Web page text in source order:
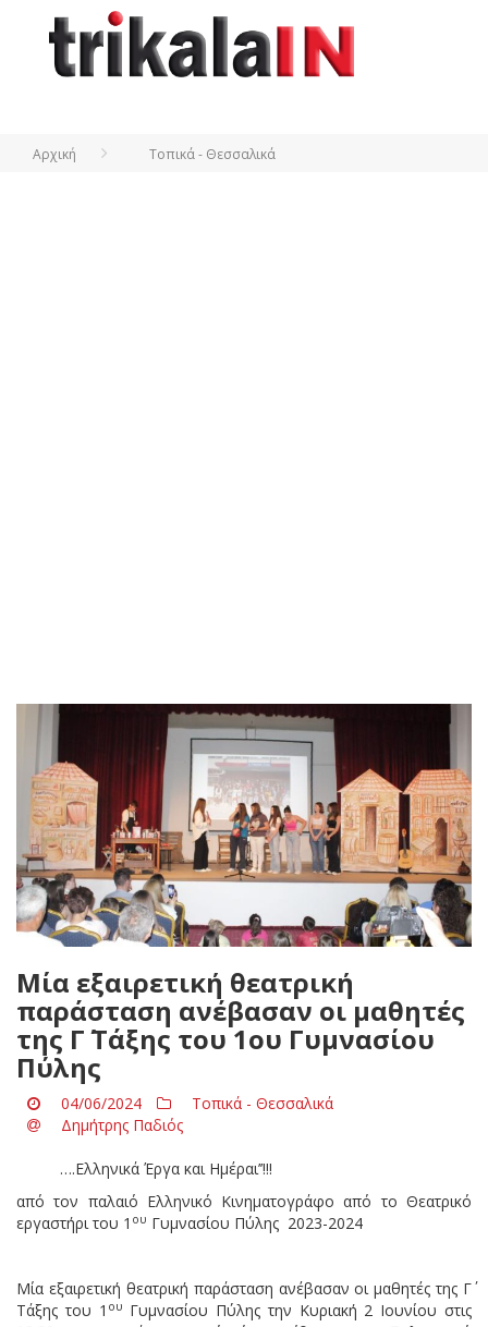
Αρχική Τοπικά - Θεσσαλικά
Μία εξαιρετική θεατρική
παράσταση ανέβασαν οι μαθητές
της Γ΄ Τάξης του 1ου Γυμνασίου
Πύλης
04/06/2024
Τοπικά - Θεσσαλικά
Δημήτρης Παδιός
….Ελληνικά Έργα και Ημέραι’’!!!
από τον παλαιό Ελληνικό Κινηματογράφο από το Θεατρικό
εργαστήρι του 1 ου Γυμνασίου Πύλης 2023-2024
Μία εξαιρετική θεατρική παράσταση ανέβασαν οι μαθητές της Γ΄
Τάξης του 1 ου Γυμνασίου Πύλης την Κυριακή 2 Ιουνίου στις